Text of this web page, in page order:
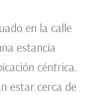
en la calle
estancia
céntrica.
estar cerca de